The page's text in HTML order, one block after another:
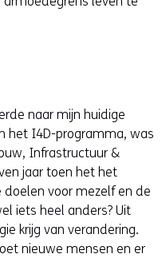
naar mijn huidige
het I4D-programma, was
Infrastructuur &
jaar toen het het
doelen voor mezelf en de
iets heel anders? Uit
krijg van verandering.
nieuwe mensen en er